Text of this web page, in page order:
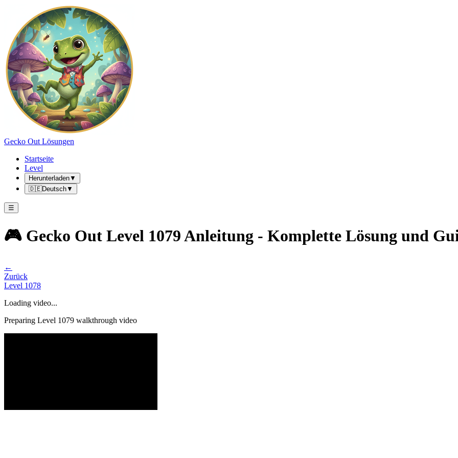
Gecko Out Lösungen
Startseite
Level
Herunterladen▼
🇩🇪Deutsch▼
☰
🎮 Gecko Out Level 1079 Anleitung - Komplette Lösung und
←
Zurück
Level 1078
Loading video...
Preparing Level 1079 walkthrough video